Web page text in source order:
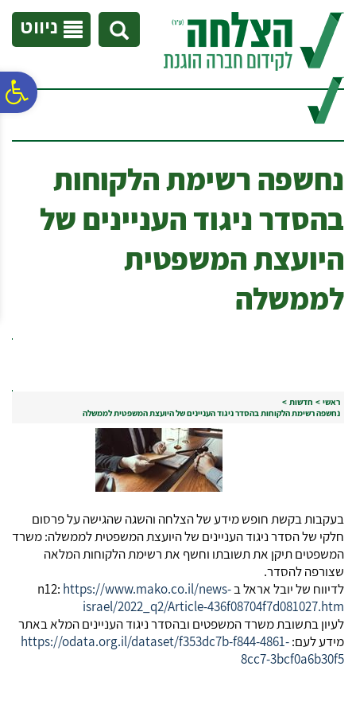
נגישות
אתר
המרכזי
ניווט
נחשפה רשימת הלקוחות
בהסדר ניגוד העניינים של
היועצת המשפטית
לממשלה
ראשי > חדשות >
נחשפה רשימת הלקוחות בהסדר ניגוד העניינים של היועצת המשפטית לממשלה
בעקבות בקשת חופש מידע של הצלחה והשגה שהגישה על פרסום
חלקי של הסדר ניגוד העניינים של היועצת המשפטית לממשלה: משרד
המשפטים תיקן את תשובתו וחשף את רשימת הלקוחות המלאה
שצורפה להסדר.
לדיווח של יובל אראל ב n12:https://www.mako.co.il/news-
israel/2022_q2/Article-436f08704f7d081027.htm
לעיון בתשובת משרד המשפטים ובהסדר ניגוד העניינים המלא באתר
מידע לעם:https://odata.org.il/dataset/f353dc7b-f844-4861-
8cc7-3bcf0a6b30f5